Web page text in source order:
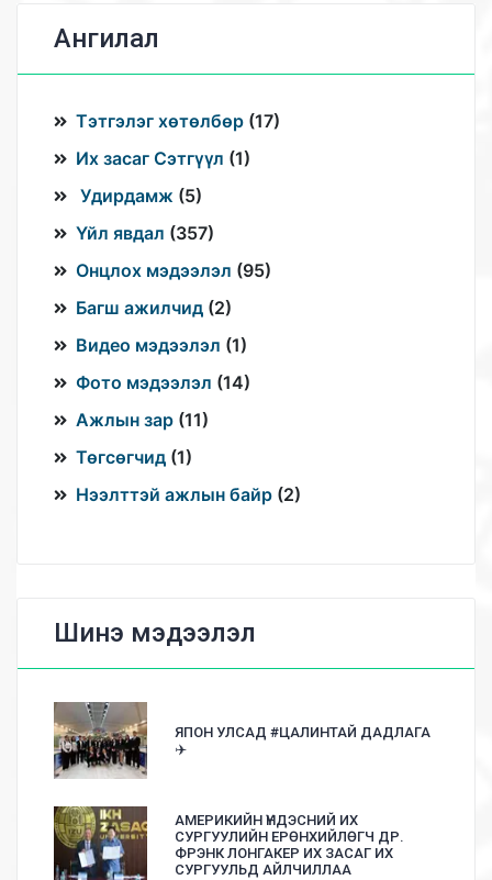
Ангилал
Тэтгэлэг хөтөлбөр (17)
Их засаг Сэтгүүл (1)
Удирдамж (5)
Үйл явдал (357)
Онцлох мэдээлэл (95)
Багш ажилчид (2)
Видео мэдээлэл (1)
Фото мэдээлэл (14)
Ажлын зар (11)
Төгсөгчид (1)
Нээлттэй ажлын байр (2)
Шинэ мэдээлэл
ЯПОН УЛСАД #ЦАЛИНТАЙ ДАДЛАГА
✈️
АМЕРИКИЙН ҮНДЭСНИЙ ИХ
СУРГУУЛИЙН ЕРӨНХИЙЛӨГЧ ДР.
ФРЭНК ЛОНГАКЕР ИХ ЗАСАГ ИХ
СУРГУУЛЬД АЙЛЧИЛЛАА